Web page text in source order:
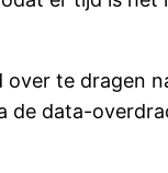
te dragen
de data-